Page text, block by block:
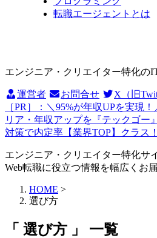
転職エージェントとは
エンジニア・クリエイター特化の
運営者 お問合せ X（旧
［PR］：＼95%が年収UPを実現
リア・年収アップを『テックゴー
対策で内定率【業界TOP】クラス！
エンジニア・クリエイター特化サ
Web転職に役立つ情報を幅広くお届
HOME >
選び方
「 選び方 」 一覧